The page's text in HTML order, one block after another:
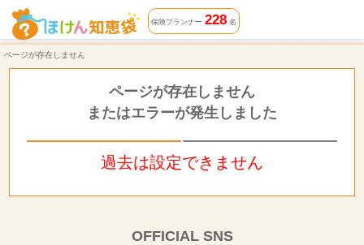
ページが存在しません | ほけん知恵袋
保険プランナー 228名
ページが存在しません
ページが存在しません
またはエラーが発生しました
過去は設定できません
OFFICIAL SNS